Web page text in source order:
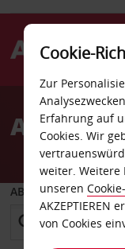
Avis
ABHOLEN VON
Cookie-
Zur
Erfahrung auf
Cookies. Wir
weiter. Weitere
unseren
AKZEPTIEREN
von Cookies